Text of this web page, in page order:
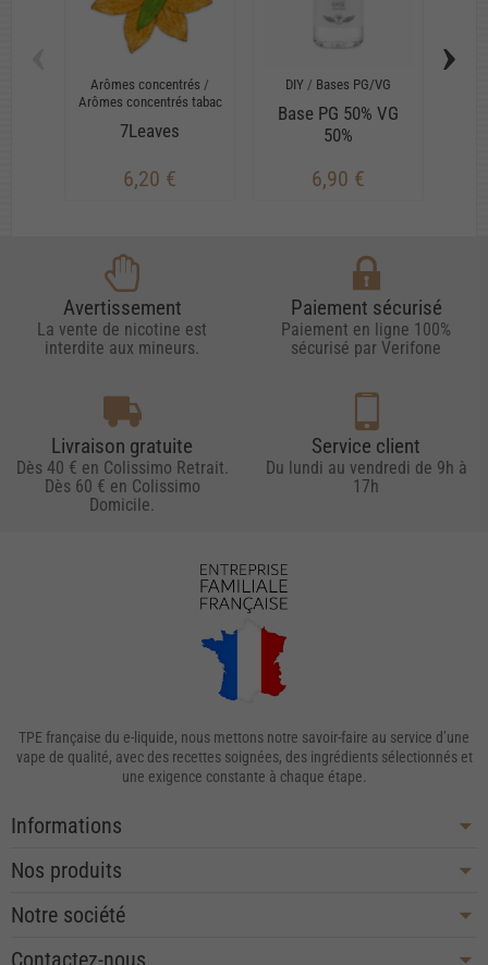
Arômes concentrés /
Arômes concentrés tabac
7Leaves
6,20 €
DIY / Bases PG/VG
Base PG 50% VG
50%
6,90 €
›
Avertissement
La vente de nicotine est
interdite aux mineurs.
Paiement sécurisé
Paiement en ligne 100%
sécurisé par Verifone
Livraison gratuite
Dès 40 € en Colissimo Retrait.
Dès 60 € en Colissimo
Domicile.
Service client
Du lundi au vendredi de 9h à
17h
TPE française du e-liquide, nous mettons notre savoir-faire au service d’une
vape de qualité, avec des recettes soignées, des ingrédients sélectionnés et
une exigence constante à chaque étape.
Informations
Nos produits
Notre société